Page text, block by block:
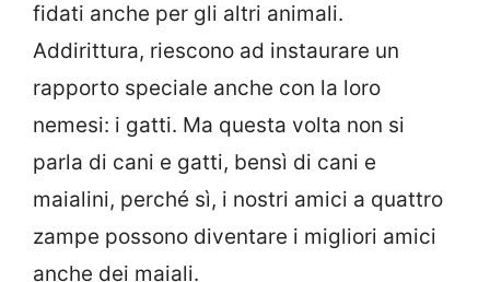
fidati anche per gli altri animali.
Addirittura, riescono ad instaurare un
rapporto speciale anche con la loro
nemesi: i gatti. Ma questa volta non si
parla di cani e gatti, bensì di cani e
maialini, perché sì, i nostri amici a quattro
zampe possono diventare i migliori amici
anche dei maiali.